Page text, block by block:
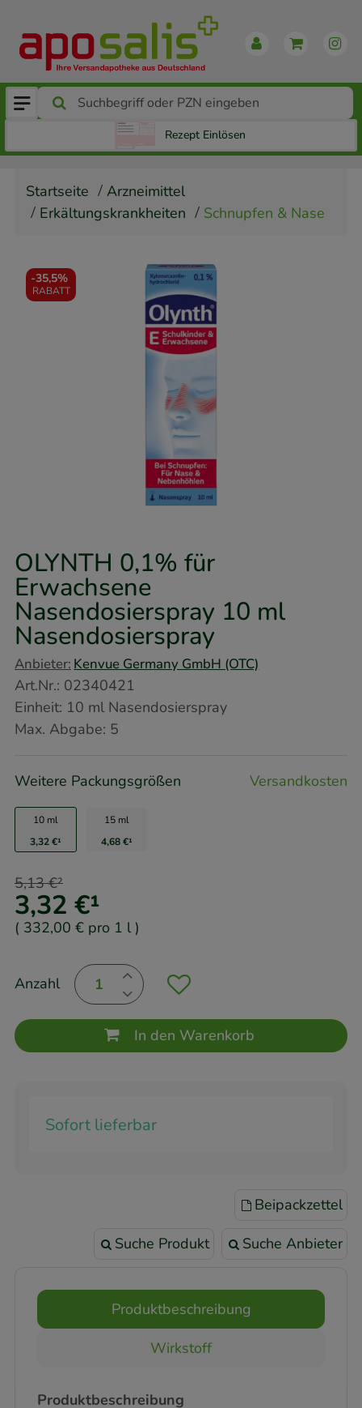
Rezept Einlösen
Startseite
Arzneimittel
Erkältungskrankheiten
Schnupfen & Nase
-35,5%
RABATT
OLYNTH 0,1% für
Erwachsene
Nasendosierspray 10 ml
Nasendosierspray
Anbieter: Kenvue Germany GmbH (OTC)
Art.Nr.: 02340421
Einheit: 10 mlNasendosierspray
Max. Abgabe: 5
Weitere Packungsgrößen Versandkosten
10 ml
3,32 €¹
15 ml
4,68 €¹
3,32 €¹
5,13 €²
( 332,00 € pro 1 l )
Anzahl
In den Warenkorb
Sofort lieferbar
Beipackzettel
Suche Produkt Suche Anbieter
Produktbeschreibung
Wirkstoff
Produktbeschreibung